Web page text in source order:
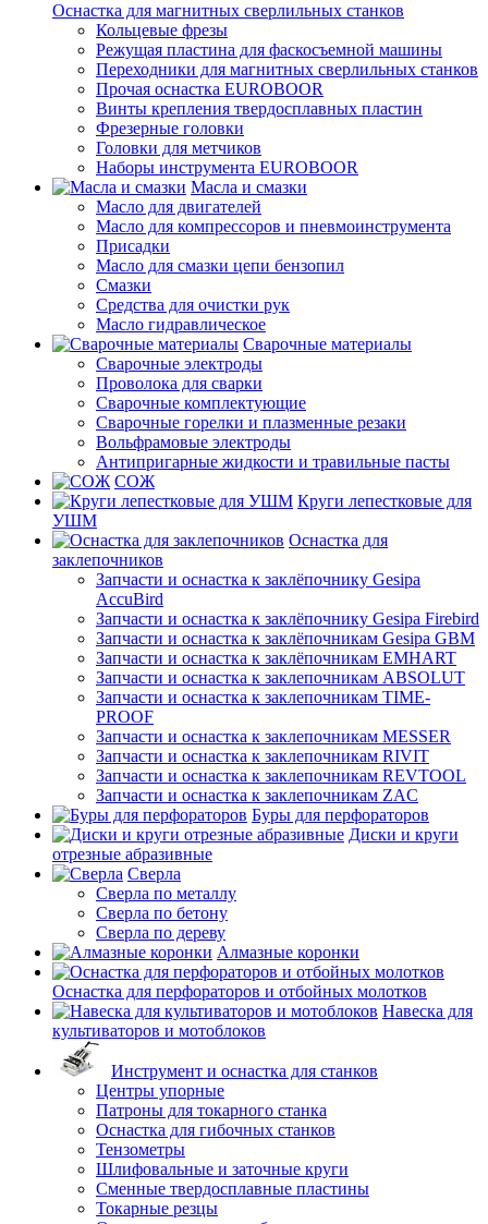
Оснастка для магнитных сверлильных станков
Кольцевые фрезы
Режущая пластина для фаскосъемной машины
Переходники для магнитных сверлильных станков
Прочая оснастка EUROBOOR
Винты крепления твердосплавных пластин
Фрезерные головки
Головки для метчиков
Наборы инструмента EUROBOOR
Масла и смазки
Масло для двигателей
Масло для компрессоров и пневмоинструмента
Присадки
Масло для смазки цепи бензопил
Смазки
Средства для очистки рук
Масло гидравлическое
Сварочные материалы
Сварочные электроды
Проволока для сварки
Сварочные комплектующие
Сварочные горелки и плазменные резаки
Вольфрамовые электроды
Антипригарные жидкости и травильные пасты
СОЖ
Круги лепестковые для
УШМ
Оснастка для
заклепочников
Запчасти и оснастка к заклёпочнику Gesipa
AccuBird
Запчасти и оснастка к заклёпочнику Gesipa Firebird
Запчасти и оснастка к заклёпочникам Gesipa GBM
Запчасти и оснастка к заклёпочникам EMHART
Запчасти и оснастка к заклепочникам ABSOLUT
Запчасти и оснастка к заклепочникам TIME-
PROOF
Запчасти и оснастка к заклепочникам MESSER
Запчасти и оснастка к заклепочникам RIVIT
Запчасти и оснастка к заклепочникам REVTOOL
Запчасти и оснастка к заклепочникам ZAC
Буры для перфораторов
Диски и круги
отрезные абразивные
Сверла
Сверла по металлу
Сверла по бетону
Сверла по дереву
Алмазные коронки
Оснастка для перфораторов и отбойных молотков
Навеска для
культиваторов и мотоблоков
Инструмент и оснастка для станков
Центры упорные
Патроны для токарного станка
Оснастка для гибочных станков
Тензометры
Шлифовальные и заточные круги
Сменные твердосплавные пластины
Токарные резцы